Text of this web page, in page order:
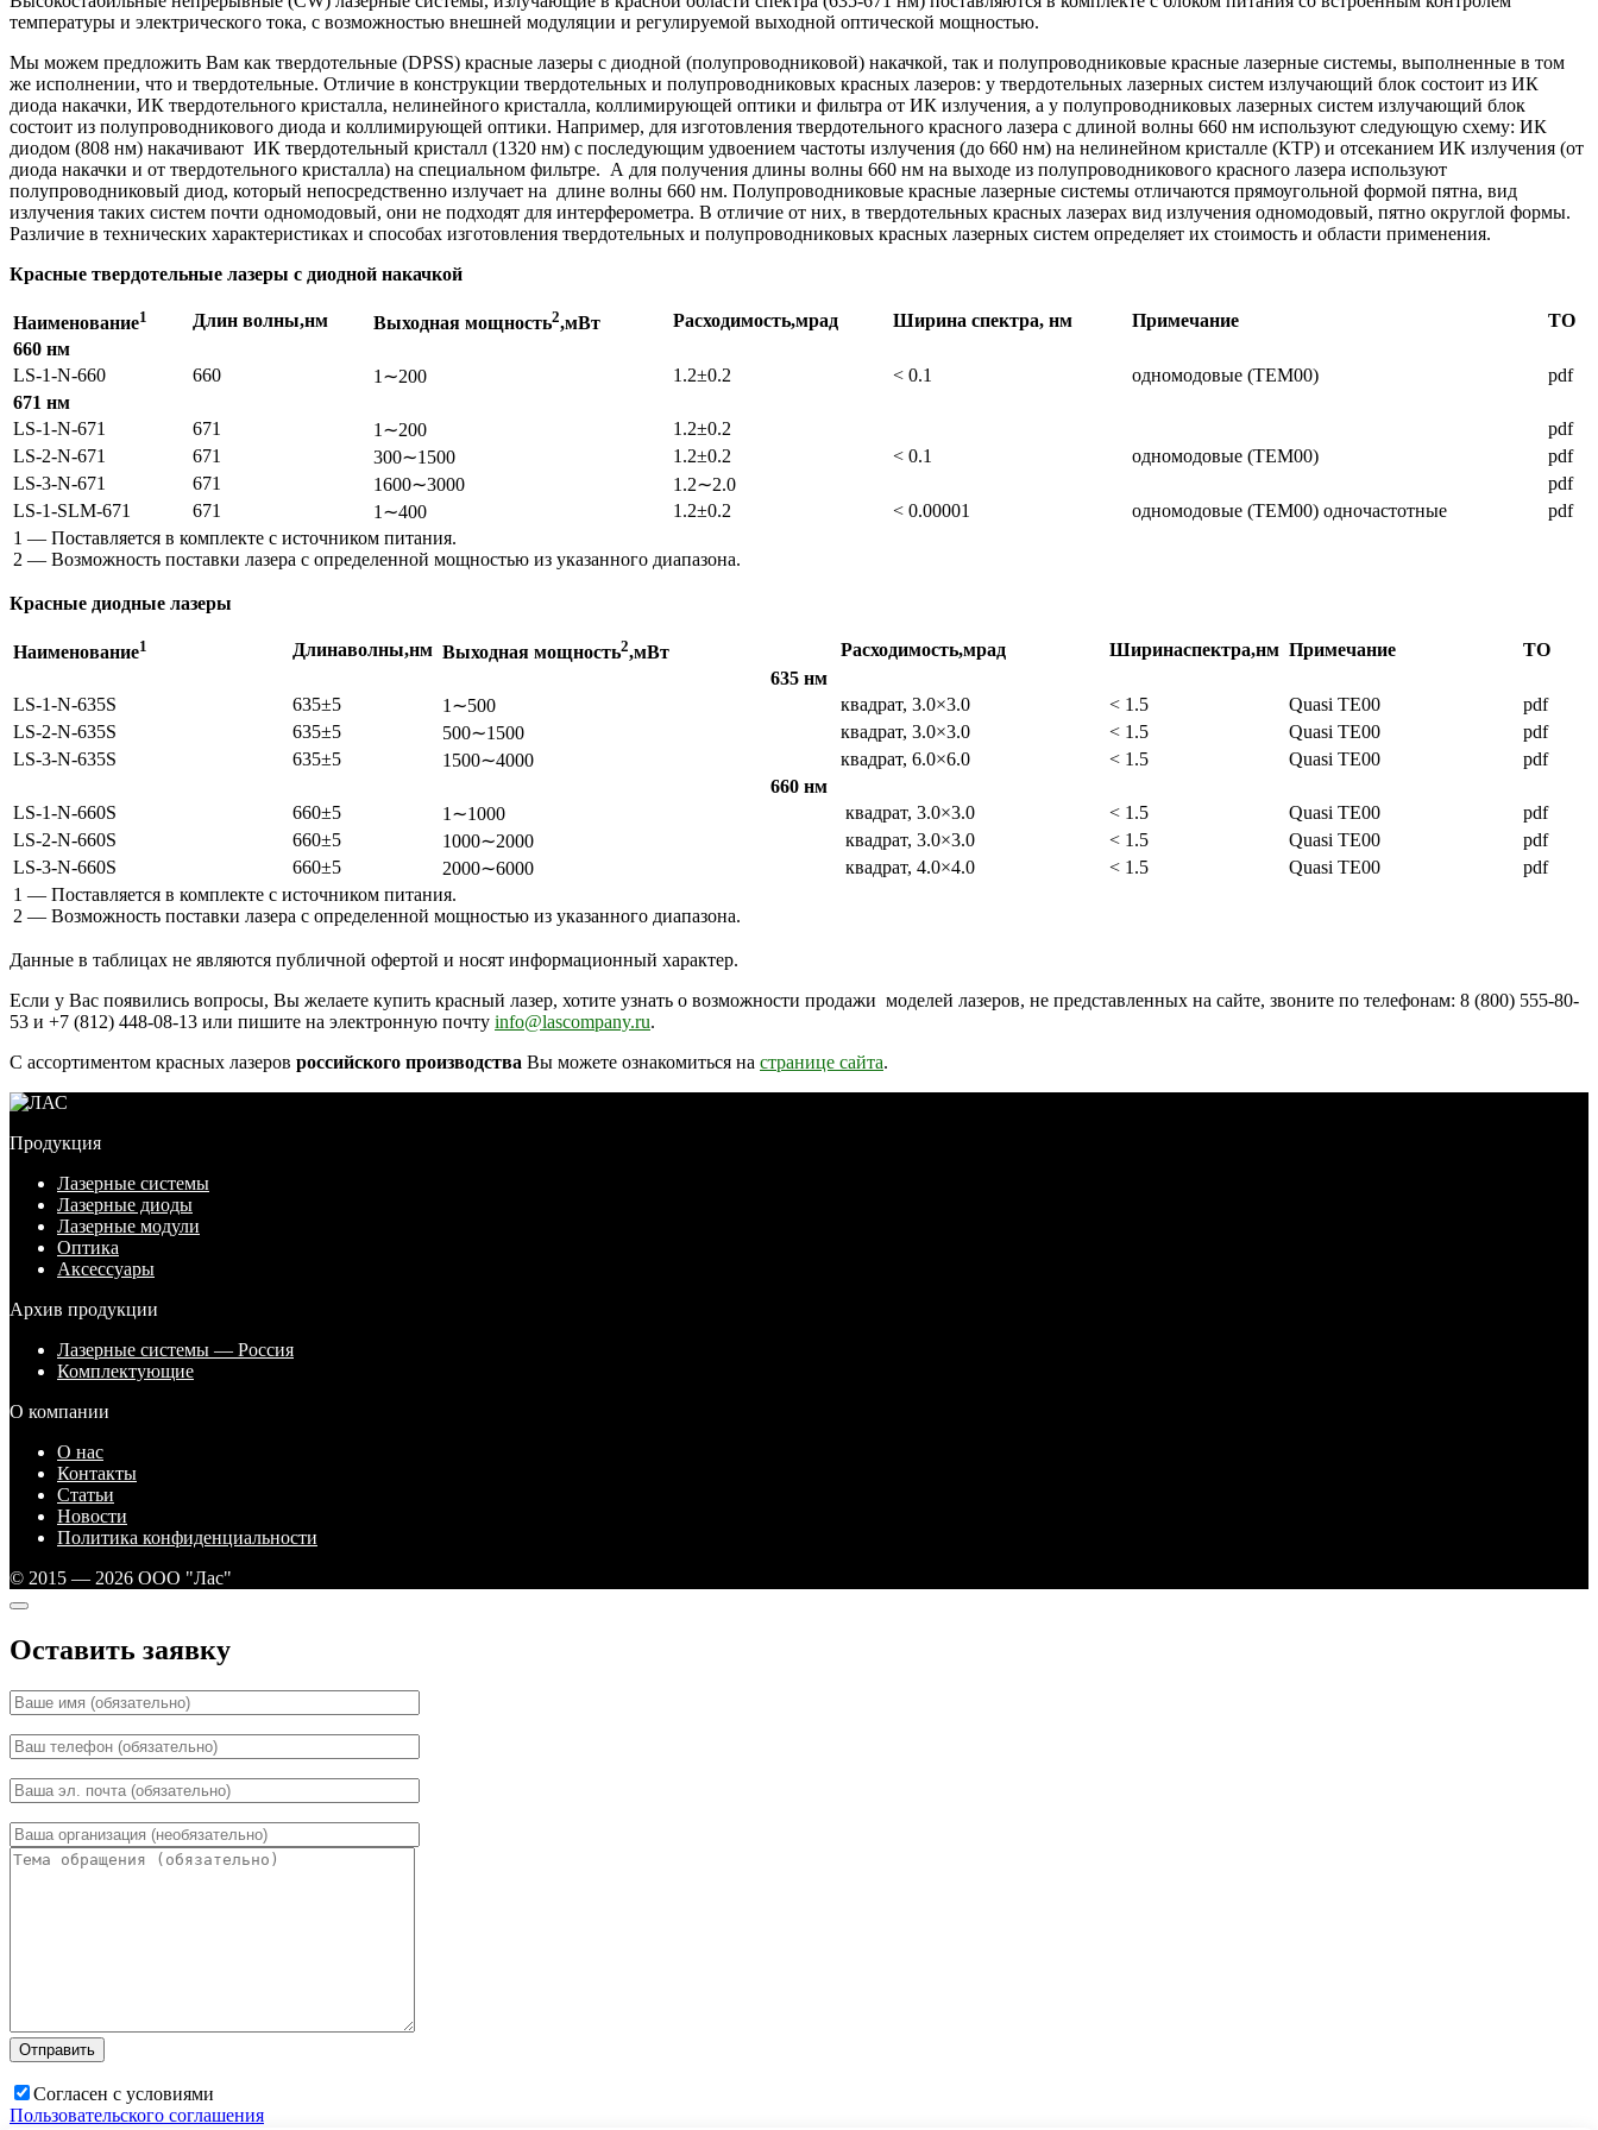
температуры и электрического тока, с возможностью внешней модуляции и регулируемой выходной оптической мощностью.
Мы можем предложить Вам как твердотельные (DPSS) красные лазеры с диодной (полупроводниковой) накачкой, так и полупроводниковые красные лазерные системы, выполненные в том
же исполнении, что и твердотельные. Отличие в конструкции твердотельных и полупроводниковых красных лазеров: у твердотельных лазерных систем излучающий блок состоит из ИК
диода накачки, ИК твердотельного кристалла, нелинейного кристалла, коллимирующей оптики и фильтра от ИК излучения, а у полупроводниковых лазерных систем излучающий блок
состоит из полупроводникового диода и коллимирующей оптики. Например, для изготовления твердотельного красного лазера с длиной волны 660 нм используют следующую схему: ИК
диодом (808 нм) накачивают ИК твердотельный кристалл (1320 нм) с последующим удвоением частоты излучения (до 660 нм) на нелинейном кристалле (КТР) и отсеканием ИК излучения (от
диода накачки и от твердотельного кристалла) на специальном фильтре. А для получения длины волны 660 нм на выходе из полупроводникового красного лазера используют
полупроводниковый диод, который непосредственно излучает на длине волны 660 нм. Полупроводниковые красные лазерные системы отличаются прямоугольной формой пятна, вид
излучения таких систем почти одномодовый, они не подходят для интерферометра. В отличие от них, в твердотельных красных лазерах вид излучения одномодовый, пятно округлой формы.
Различие в технических характеристиках и способах изготовления твердотельных и полупроводниковых красных лазерных систем определяет их стоимость и области применения.
Красные твердотельные лазеры с диодной накачкой
Наименование1 Длин волны,нм Выходная мощность2,мВт Расходимость,мрад Ширина спектра, нм Примечание
ТО
660 нм
LS-1-N-660
660 1∼200 1.2±0.2 < 0.1 одномодовые (TEM00)
pdf
671 нм
LS-1-N-671
671 1∼200
1.2±0.2
< 0.1
одномодовые (TEM00)
pdf
LS-2-N-671
671 300∼1500 1.2±0.2
pdf
LS-3-N-671
671 1600∼3000 1.2∼2.0
pdf
LS-1-SLM-671
671 1∼400 1.2±0.2 < 0.00001 одномодовые (TEM00) одночастотные
pdf
1 — Поставляется в комплекте с источником питания.
2 — Возможность поставки лазера с определенной мощностью из указанного диапазона.
Красные диодные лазеры
Наименование1 Длинаволны,нм Выходная мощность2,мВт Расходимость,мрад Ширинаспектра,нм Примечание
ТО
635 нм
LS-1-N-635S
635±5 1∼500 квадрат, 3.0×3.0 < 1.5 Quasi TE00
pdf
LS-2-N-635S
635±5 500∼1500 квадрат, 3.0×3.0 < 1.5 Quasi TE00
pdf
LS-3-N-635S
635±5 1500∼4000 квадрат, 6.0×6.0 < 1.5 Quasi TE00
pdf
660 нм
LS-1-N-660S
660±5 1∼1000 квадрат, 3.0×3.0 < 1.5 Quasi TE00
pdf
LS-2-N-660S
660±5 1000∼2000 квадрат, 3.0×3.0 < 1.5 Quasi TE00
pdf
LS-3-N-660S
660±5 2000∼6000 квадрат, 4.0×4.0 < 1.5 Quasi TE00
pdf
1 — Поставляется в комплекте с источником питания.
2 — Возможность поставки лазера с определенной мощностью из указанного диапазона.
Данные в таблицах не являются публичной офертой и носят информационный характер.
Если у Вас появились вопросы, Вы желаете купить красный лазер, хотите узнать о возможности продажи моделей лазеров, не представленных на сайте, звоните по телефонам: 8 (800) 555-80-
53 и +7 (812) 448-08-13 или пишите на электронную почту info@lascompany.ru.
С ассортиментом красных лазеров российского производства Вы можете ознакомиться на странице сайта.
Продукция
Лазерные системы
Лазерные диоды
Лазерные модули
Оптика
Аксессуары
Архив продукции
Лазерные системы — Россия
Комплектующие
О компании
О нас
Контакты
Статьи
Новости
Политика конфиденциальности
© 2015 — 2026 ООО "Лас"
Оставить заявку
Согласен с условиями
Пользовательского соглашения